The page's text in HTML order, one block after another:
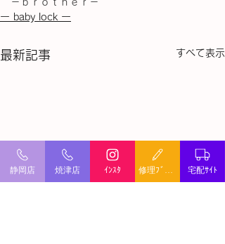
－ｂｒｏｔｈｅｒ－
ー baby lock ー
最新記事 すべて表示
静岡店 焼津店 ｲﾝｽﾀ 宅配ｻｲﾄ